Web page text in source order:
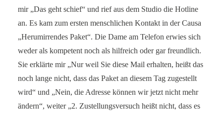
mir „Das geht schief“ und rief aus dem Studio die Hotline
an. Es kam zum ersten menschlichen Kontakt in der Causa
„Herumirrendes Paket“. Die Dame am Telefon erwies sich
weder als kompetent noch als hilfreich oder gar freundlich.
Sie erklärte mir „Nur weil Sie diese Mail erhalten, heißt das
noch lange nicht, dass das Paket an diesem Tag zugestellt
wird“ und „Nein, die Adresse können wir jetzt nicht mehr
ändern“, weiter „2. Zustellungsversuch heißt nicht, dass es